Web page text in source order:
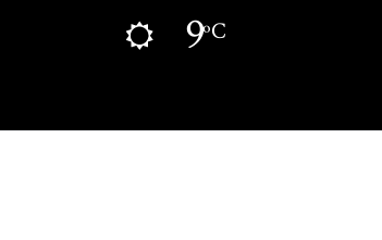
9ºC